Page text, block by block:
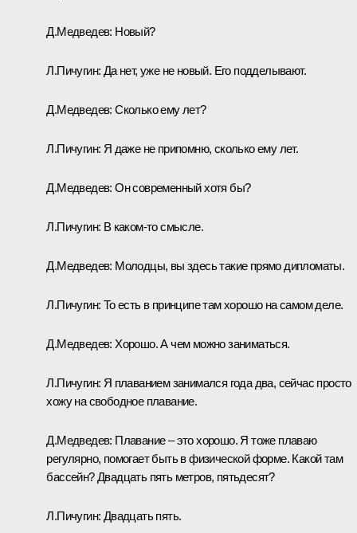
Д.Медведев: Новый?
Л.Пичугин: Да нет, уже не новый. Его подделывают.
Д.Медведев:Сколько ему лет?
Л.Пичугин: Я даже не припомню, сколько ему лет.
Д.Медведев:Он современный хотя бы?
Л.Пичугин: В каком‑то смысле.
Д.Медведев: Молодцы, вы здесь такие прямо дипломаты.
Л.Пичугин: То есть в принципе там хорошо на самом деле.
Д.Медведев: Хорошо. А чем можно заниматься.
Л.Пичугин: Я плаванием занимался года два, сейчас просто
хожу на свободное плавание.
Д.Медведев: Плавание – это хорошо. Я тоже плаваю
регулярно, помогает быть в физической форме. Какой там
бассейн? Двадцать пять метров, пятьдесят?
Л.Пичугин: Двадцать пять.